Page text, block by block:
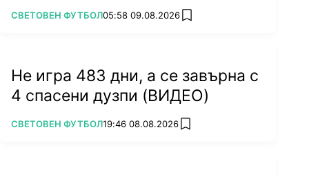
ПОВЕЧЕ ОТ
СВЕТОВЕН ФУТБОЛ05:58 09.08.2026 add favorites
Не игра 483 дни, а се завърна с
4 спасени дузпи (ВИДЕО)
ПОВЕЧЕ ОТ
СВЕТОВЕН ФУТБОЛ19:46 08.08.2026 add favorites